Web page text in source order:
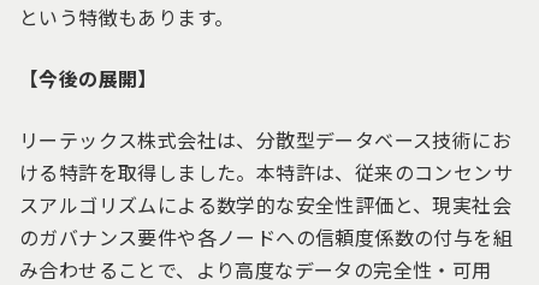
という特徴もあります。
【今後の展開】
リーテックス株式会社は、分散型データベース技術にお
ける特許を取得しました。本特許は、従来のコンセンサ
スアルゴリズムによる数学的な安全性評価と、現実社会
のガバナンス要件や各ノードへの信頼度係数の付与を組
み合わせることで、より高度なデータの完全性・可用